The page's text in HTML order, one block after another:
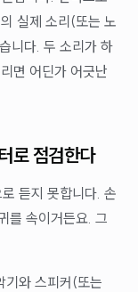
실제 소리(또는 노
니다. 두 소리가 하
면 어딘가 어긋난
로 점검한다
듣지 못합니다. 손
를 속이거든요. 그
기와 스피커(또는